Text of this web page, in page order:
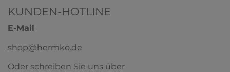
KUNDEN-HOTLINE
E-Mail
shop@hermko.de
Oder schreiben Sie uns über